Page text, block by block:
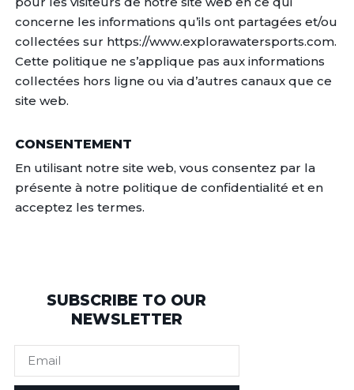
concerne les informations qu’ils ont partagées et/ou
collectées sur https://www.explorawatersports.com.
Cette politique ne s’applique pas aux informations
collectées hors ligne ou via d’autres canaux que ce
site web.
CONSENTEMENT
En utilisant notre site web, vous consentez par la
présente à notre politique de confidentialité et en
acceptez les termes.
SUBSCRIBE TO OUR
NEWSLETTER